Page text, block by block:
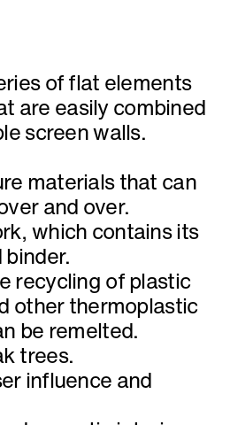
of flat elements
are easily combined
screen walls.
materials that can
and over.
which contains its
recycling of plastic
other thermoplastic
be remelted.
trees.
influence and